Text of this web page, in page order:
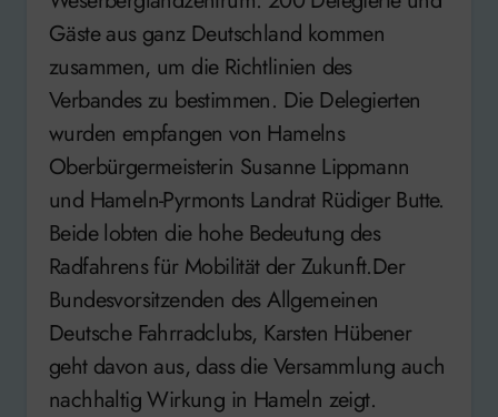
Gäste aus ganz Deutschland kommen
zusammen, um die Richtlinien des
Verbandes zu bestimmen. Die Delegierten
wurden empfangen von Hamelns
Oberbürgermeisterin Susanne Lippmann
und Hameln-Pyrmonts Landrat Rüdiger Butte.
Beide lobten die hohe Bedeutung des
Radfahrens für Mobilität der Zukunft.Der
Bundesvorsitzenden des Allgemeinen
Deutsche Fahrradclubs, Karsten Hübener
geht davon aus, dass die Versammlung auch
nachhaltig Wirkung in Hameln zeigt.